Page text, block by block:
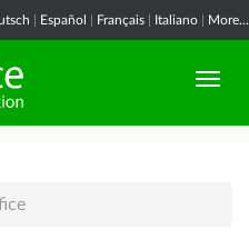
Español Français Italiano More...